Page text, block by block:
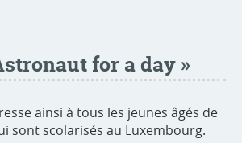
for a day »
ainsi à tous les jeunes âgés de
sont scolarisés au Luxembourg.